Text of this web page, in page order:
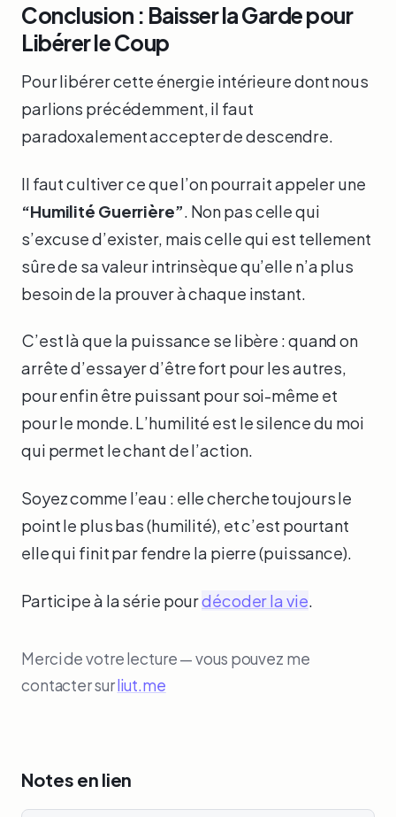
Conclusion : Baisser la Garde pour
Libérer le Coup
Pour libérer cette énergie intérieure dont nous
parlions précédemment, il faut
paradoxalement accepter de descendre.
Il faut cultiver ce que l’on pourrait appeler une
“Humilité Guerrière”. Non pas celle qui
s’excuse d’exister, mais celle qui est tellement
sûre de sa valeur intrinsèque qu’elle n’a plus
besoin de la prouver à chaque instant.
C’est là que la puissance se libère : quand on
arrête d’essayer d’être fort pour les autres,
pour enfin être puissant pour soi-même et
pour le monde. L’humilité est le silence du moi
qui permet le chant de l’action.
Soyez comme l’eau : elle cherche toujours le
point le plus bas (humilité), et c’est pourtant
elle qui finit par fendre la pierre (puissance).
Participe à la série pourdécoder la vie.
Merci de votre lecture — vous pouvez me
contacter surliut.me
Notes en lien